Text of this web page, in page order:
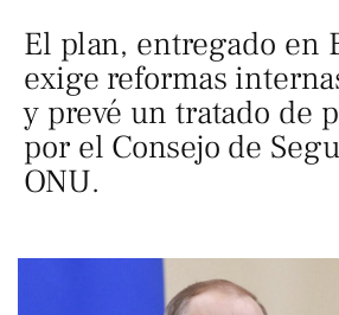
El plan, entregado en
exige reformas
y prevé un tratado de
por el Consejo de
ONU.